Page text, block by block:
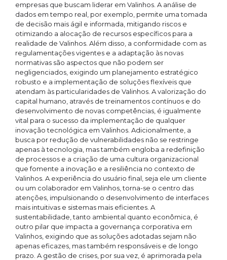
empresas que buscam liderar em Valinhos. A análise de
dados em tempo real, por exemplo, permite uma tomada
de decisão mais ágil e informada, mitigando riscos e
otimizando a alocação de recursos específicos para a
realidade de Valinhos. Além disso, a conformidade com as
regulamentações vigentes e a adaptação às novas
normativas são aspectos que não podem ser
negligenciados, exigindo um planejamento estratégico
robusto e a implementação de soluções flexíveis que
atendam às particularidades de Valinhos. A valorização do
capital humano, através de treinamentos contínuos e do
desenvolvimento de novas competências, é igualmente
vital para o sucesso da implementação de qualquer
inovação tecnológica em Valinhos. Adicionalmente, a
busca por redução de vulnerabilidades não se restringe
apenas à tecnologia, mas também engloba a redefinição
de processos e a criação de uma cultura organizacional
que fomente a inovação e a resiliência no contexto de
Valinhos. A experiência do usuário final, seja ele um cliente
ou um colaborador em Valinhos, torna-se o centro das
atenções, impulsionando o desenvolvimento de interfaces
mais intuitivas e sistemas mais eficientes. A
sustentabilidade, tanto ambiental quanto econômica, é
outro pilar que impacta a governança corporativa em
Valinhos, exigindo que as soluções adotadas sejam não
apenas eficazes, mas também responsáveis e de longo
prazo. A gestão de crises, por sua vez, é aprimorada pela